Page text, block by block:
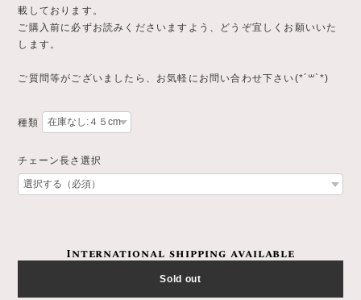
載しております。
ご購入前に必ずお読みくださいますよう、どうぞ宜しくお願いいた
します。
ご質問等がございましたら、お気軽にお問い合わせ下さい(*´꒳`*)
種類
チェーン長さ選択
International shipping available
Sold out